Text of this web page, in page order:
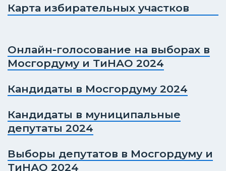
Карта избирательных участков
Онлайн-голосование на выборах в
Мосгордуму и ТиНАО 2024
Кандидаты в Мосгордуму 2024
Кандидаты в муниципальные
депутаты 2024
Выборы депутатов в Мосгордуму и
ТиНАО 2024